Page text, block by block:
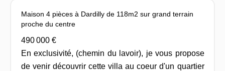
Maison 4 pièces à Dardilly de 118m2 sur grand terrain
proche du centre
490 000 €
En exclusivité, (chemin du lavoir), je vous propose
de venir découvrir cette villa au coeur d'un quartier